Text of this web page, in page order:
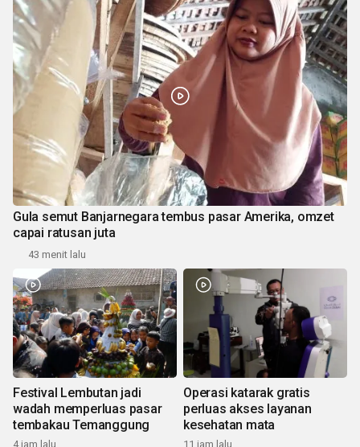
Gula semut Banjarnegara tembus pasar Amerika, omzet
capai ratusan juta
43 menit lalu
Festival Lembutan jadi
wadah memperluas pasar
tembakau Temanggung
4 jam lalu
Operasi katarak gratis
perluas akses layanan
kesehatan mata
11 jam lalu